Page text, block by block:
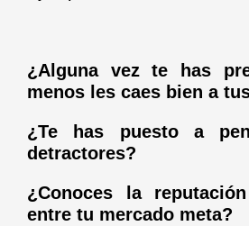
¿Alguna vez te has
menos les caes bien a
¿Te has puesto a
detractores?
¿Conoces la
entre tu mercado meta?